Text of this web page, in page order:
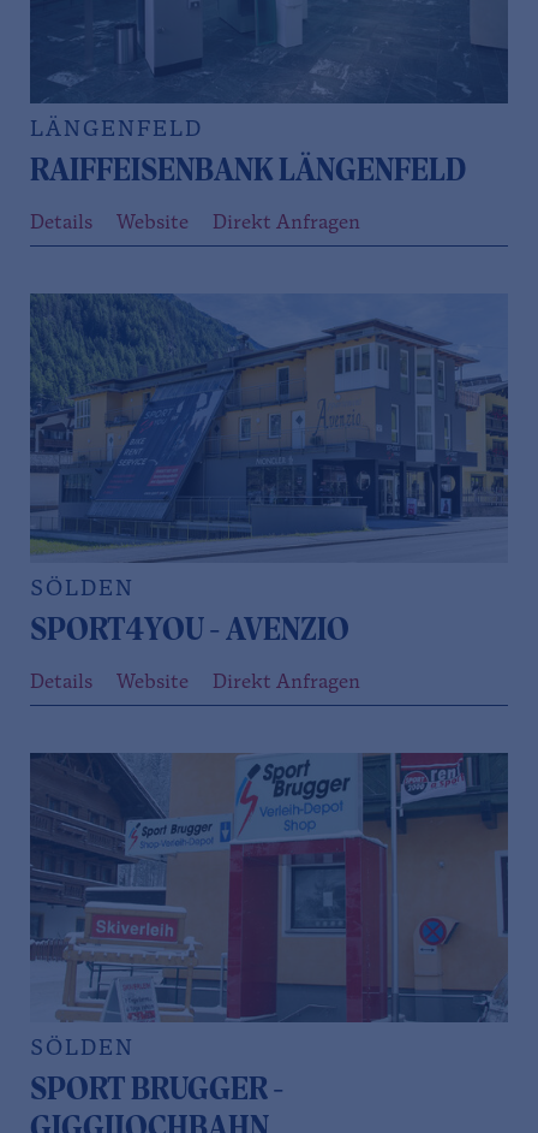
LÄNGENFELD
RAIFFEISENBANK LÄNGENFELD
Details Website Direkt Anfragen
SÖLDEN
SPORT4YOU - AVENZIO
Details Website Direkt Anfragen
SÖLDEN
SPORT BRUGGER -